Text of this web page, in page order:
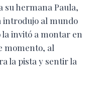
su hermana Paula,
introdujo al mundo
invitó a montar en
momento, al
la pista y sentir la